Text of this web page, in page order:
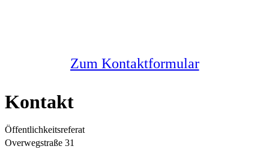
Zum Kontaktformular
Kontakt
Öffentlichkeitsreferat
Overwegstraße 31